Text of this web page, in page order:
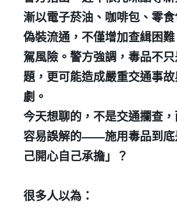
漸以電子菸油、咖啡包、零
偽裝流通，不僅增加查緝困
駕風險。警方強調，毒品不只
題，更可能造成嚴重交通事
劇。
今天想聊的，不是交通攔查
容易誤解的——施用毒品到底
己開心自己承擔」？
很多人以為：